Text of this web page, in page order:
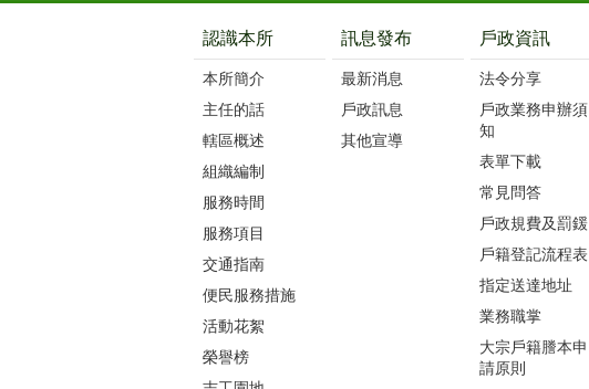
認識本所
本所簡介
主任的話
轄區概述
組織編制
服務時間
服務項目
交通指南
便民服務措施
活動花絮
榮譽榜
訊息發布
最新消息
戶政訊息
其他宣導
戶政資訊
法令分享
戶政業務申辦須
知
表單下載
常見問答
戶政規費及罰鍰
戶籍登記流程表
指定送達地址
業務職掌
大宗戶籍謄本申
請原則